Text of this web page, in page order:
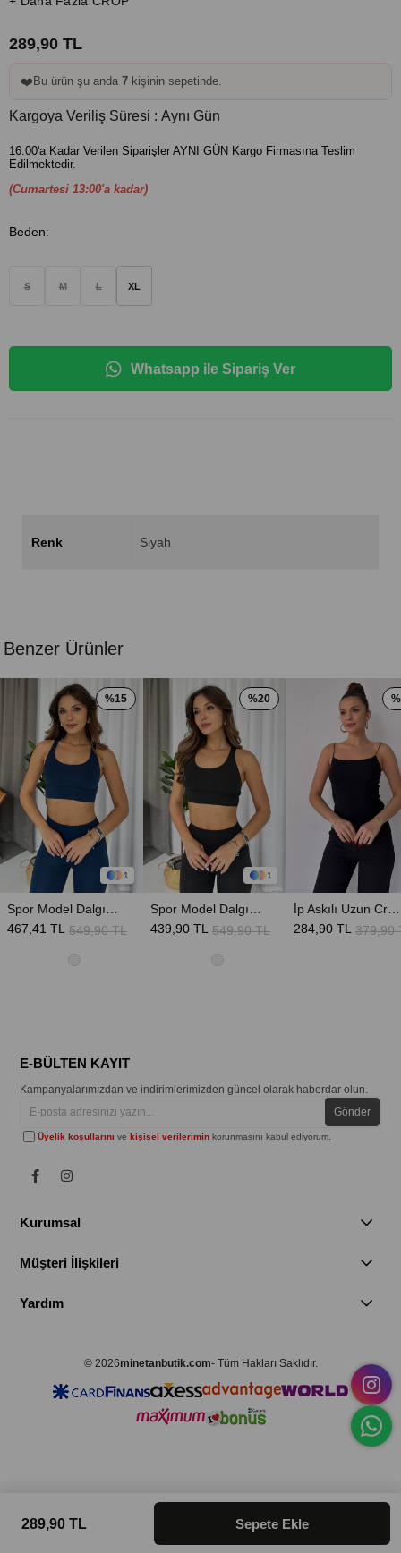
289,90 TL
❤️ Bu ürün şu anda 7 kişinin sepetinde.
Kargoya Veriliş Süresi : Aynı Gün
16:00'a Kadar Verilen Siparişler AYNI GÜN Kargo Firmasına Teslim
Edilmektedir.
(Cumartesi 13:00'a kadar)
Beden:
S M L XL
289,90 TL
Whatsapp ile Sipariş Ver
Renk Siyah
Benzer Ürünler
1
Spor Model Dalgıç Kumaş Kadın Crop - Lacivert
467,41 TL 549,90 TL
%15
1
Spor Model Dalgıç Kumaş Kadın Crop - Siyah
439,90 TL 549,90 TL
%20
İp Askılı Uzun Crop - Siyah
284,90 TL 379,90
E-BÜLTEN KAYIT
Kampanyalarımızdan ve indirimlerimizden güncel olarak haberdar olun.
Gönder
Üyelik koşullarını ve kişisel verilerimin korunmasını kabul ediyorum.
Kurumsal
Müşteri İlişkileri
Yardım
© 2026minetanbutik.com- Tüm Hakları Saklıdır.